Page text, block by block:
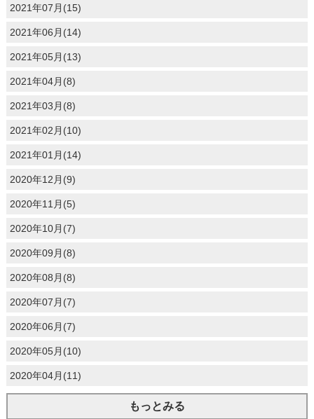
2021年07月(15)
2021年06月(14)
2021年05月(13)
2021年04月(8)
2021年03月(8)
2021年02月(10)
2021年01月(14)
2020年12月(9)
2020年11月(5)
2020年10月(7)
2020年09月(8)
2020年08月(8)
2020年07月(7)
2020年06月(7)
2020年05月(10)
2020年04月(11)
もっとみる